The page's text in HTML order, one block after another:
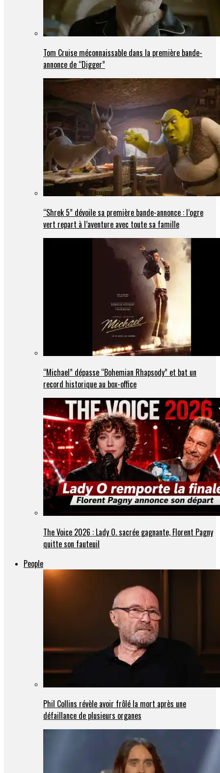
Tom Cruise méconnaissable dans la première bande-
annonce de “Digger”
“Shrek 5” dévoile sa première bande-annonce : l’ogre
vert repart à l’aventure avec toute sa famille
“Michael” dépasse “Bohemian Rhapsody” et bat un
record historique au box-office
The Voice 2026 : Lady O. sacrée gagnante, Florent Pagny
quitte son fauteuil
People
Phil Collins révèle avoir frôlé la mort après une
défaillance de plusieurs organes